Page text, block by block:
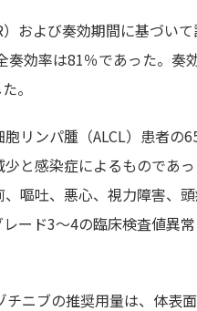
）および奏効期間に基づい
奏効率は81％であった。奏
。
リンパ腫 （ALCL）患者
と感染症によるものであ
嘔吐、悪心、視力障害、
ード3～4の臨床検査値異常
チニブの推奨用量は、体表